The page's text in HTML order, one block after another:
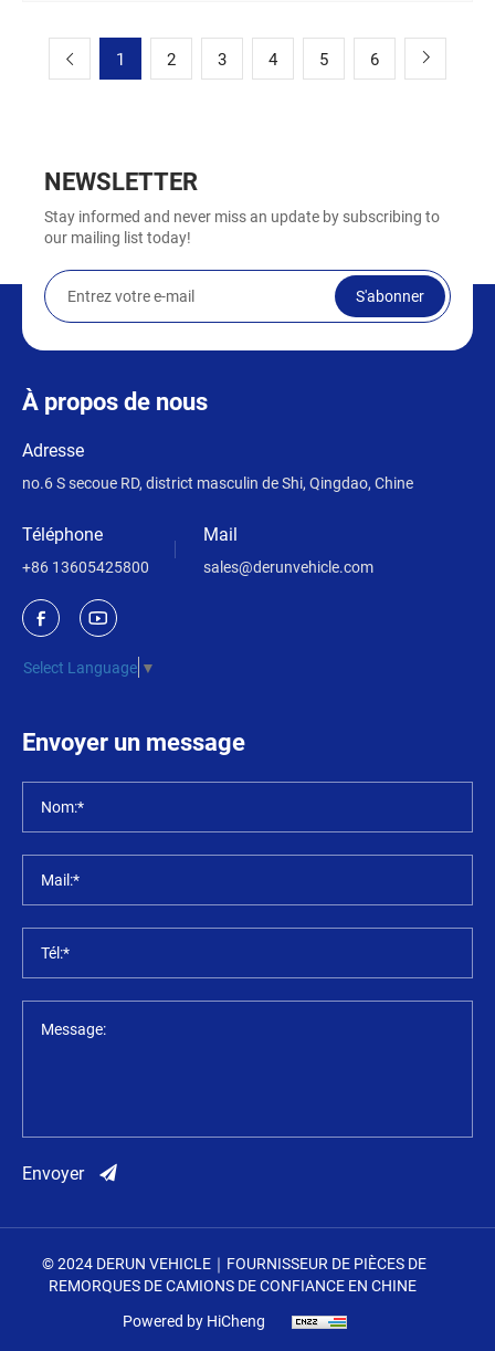
1 2 3 4 5 6
NEWSLETTER
Stay informed and never miss an update by subscribing to
our mailing list today!
S'abonner
À propos de nous
Adresse
no.6 S secoue RD, district masculin de Shi, Qingdao, Chine
Téléphone
+86 13605425800
Mail
sales@derunvehicle.com
Select Language ▼
Envoyer un message
Nom:*
Mail:*
Tél:*
Message:
Envoyer
© 2024 DERUN VEHICLE｜FOURNISSEUR DE PIÈCES DE
REMORQUES DE CAMIONS DE CONFIANCE EN CHINE
Powered by HiCheng